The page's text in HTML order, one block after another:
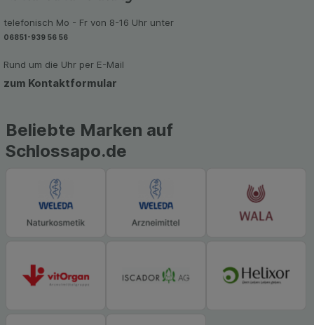
betreiben.
Informationen über die Art und Weise der Nutzung
unserer Website sammeln, mit deren Hilfe wir
Werbung auf Drittseiten möglichst relevant für Sie
zu gestalten. Bitte beachten Sie, dass Daten
hierfür teilweise an Dritte wie z.B. Google oder
telefonisch Mo - Fr von 8-16 Uhr unter
06851-939 56 56
Rund um die Uhr per E-Mail
zum Kontaktformular
Beliebte Marken auf
Schlossapo.de